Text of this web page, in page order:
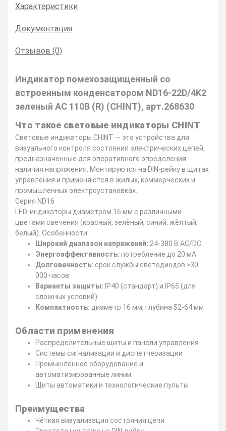
Характеристики
Документация
Отзывов (0)
Индикатор помехозащищенный со
встроенным конденсатором ND16-22D/4K2
зеленый АС 110В (R) (CHINT), арт.268630
Что такое световые индикаторы CHINT
Световые индикаторы CHINT — это устройства для
визуального контроля состояния электрических цепей,
предназначенные для оперативного определения
наличия напряжения. Монтируются на DIN-рейку в щитах
управления и применяются в жилых, коммерческих и
промышленных электроустановках.
Cерия ND16
LED-индикаторы диаметром 16 мм с различными
цветами свечения (красный, зелёный, синий, жёлтый,
белый). Особенности:
Широкий диапазон напряжений: 24-380 В AC/DC
Энергоэффективность: потребление до 20 мА
Долговечность: срок службы светодиодов ≥30
000 часов
Варианты защиты: IP40 (стандарт) и IP65 (для
сложных условий)
Компактность: диаметр 16 мм, глубина 52-64 мм
Области применения
Распределительные щиты и панели управления
Системы сигнализации и диспетчеризации
Промышленное оборудование и
автоматизированные линии
Щиты автоматики и технологические пульты
Преимущества
Чёткая визуализация состояния цепи